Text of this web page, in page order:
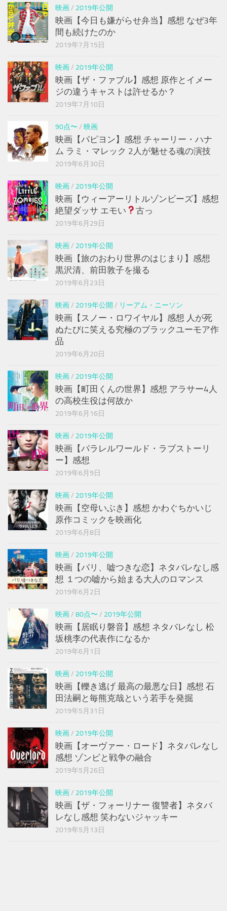
映画/ 2019年公開
映画【今日も嫌がらせ弁当】感想 なぜ3年
間も続けたのか
2019年7月15日
映画/ 2019年公開
映画【ザ・ファブル】感想 原作とイメー
ジの違うキャストは許せるか？
2019年7月10日
90点〜 / 映画
映画【パピヨン】感想 チャーリー・ハナ
ム ラミ・マレック 2人が魅せる魂の演技
2019年6月30日
映画/ 2019年公開
映画【ウィーアーリトルゾンビーズ】感想
絶望ダッサ エモい
古っ
2019年6月29日
映画/ 2019年公開
映画【旅のおわり世界のはじまり】感想
黒沢清、前田敦子を撮る
2019年6月23日
映画/ 2019年公開 / リーアム・ニーソン
映画【スノー・ロワイヤル】感想 人が死
ぬたびに笑える究極のブラックユーモア作
品
2019年6月20日
映画/ 2019年公開
映画【町田くんの世界】感想 アラサー4人
の高校生役は何故か
2019年6月16日
映画/ 2019年公開
映画【パラレルワールド・ラブストーリ
ー】感想
2019年6月9日
映画/ 2019年公開
映画【空母いぶき】感想 かわぐちかいじ
原作コミックを映画化
2019年6月8日
映画/ 2019年公開
映画【パリ、嘘つきな恋】ネタバレなし感
想 １つの嘘から始まる大人のロマンス
2019年6月2日
映画/ 80点〜 / 2019年公開
映画【居眠り磐音】感想 ネタバレなし 松
坂桃李の代表作になるか
2019年6月1日
映画/ 2019年公開
映画【轢き逃げ 最高の最悪な日】感想 石
田法嗣と毎熊克哉という若手を発掘
2019年5月31日
映画/ 2019年公開
映画【オーヴァー・ロード】ネタバレなし
感想 ゾンビと戦争の融合
2019年5月26日
映画/ 2019年公開
映画【ザ・フォーリナー 復讐者】ネタバ
レなし感想 笑わないジャッキー
2019年5月13日